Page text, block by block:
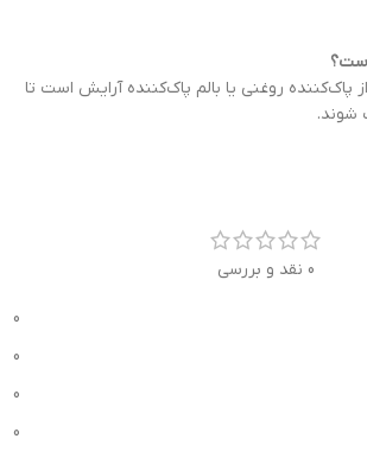
پاک‌کننده روغنی یا بالم پاک‌کننده آرایش است تا
شوند.
0 نقد و بررسی
0
0
0
0